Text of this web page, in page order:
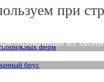
при
из